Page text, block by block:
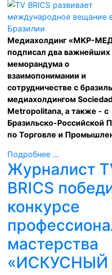
Медиахолдинг «МКР-
подписал два важнейших
меморандума о
взаимопонимании и
сотрудничестве с
медиахолдингом
Metropolitana, а также - с
Бразильско-Российской
по Торговле и
Подробнее ...
Журналист
BRICS
конкурсе
мастерства
«ИСКУСНЫЙ